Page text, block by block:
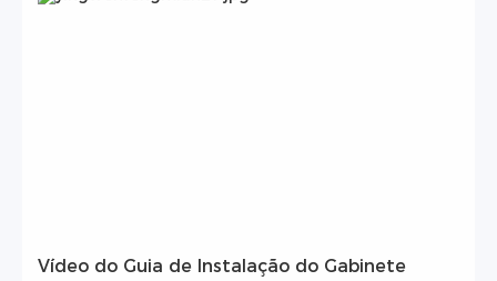
Vídeo do Guia de Instalação do Gabinete